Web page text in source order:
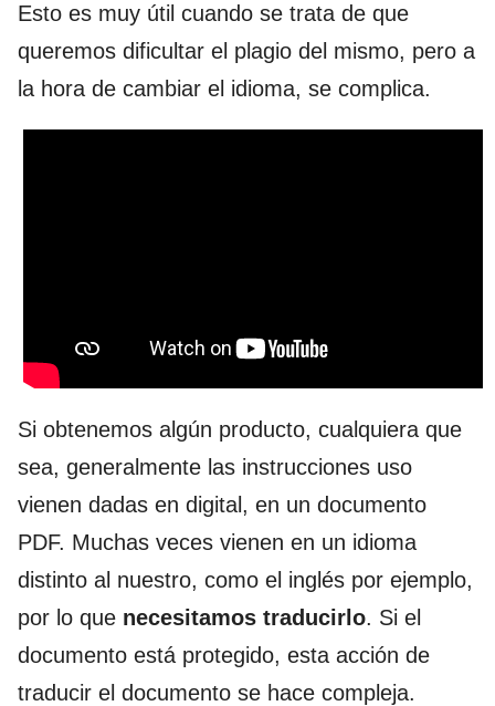
Esto es muy útil cuando se trata de que
queremos dificultar el plagio del mismo, pero a
la hora de cambiar el idioma, se complica.
Si obtenemos algún producto, cualquiera que
sea, generalmente las instrucciones uso
vienen dadas en digital, en un documento
PDF. Muchas veces vienen en un idioma
distinto al nuestro, como el inglés por ejemplo,
por lo que necesitamos traducirlo. Si el
documento está protegido, esta acción de
traducir el documento se hace compleja.